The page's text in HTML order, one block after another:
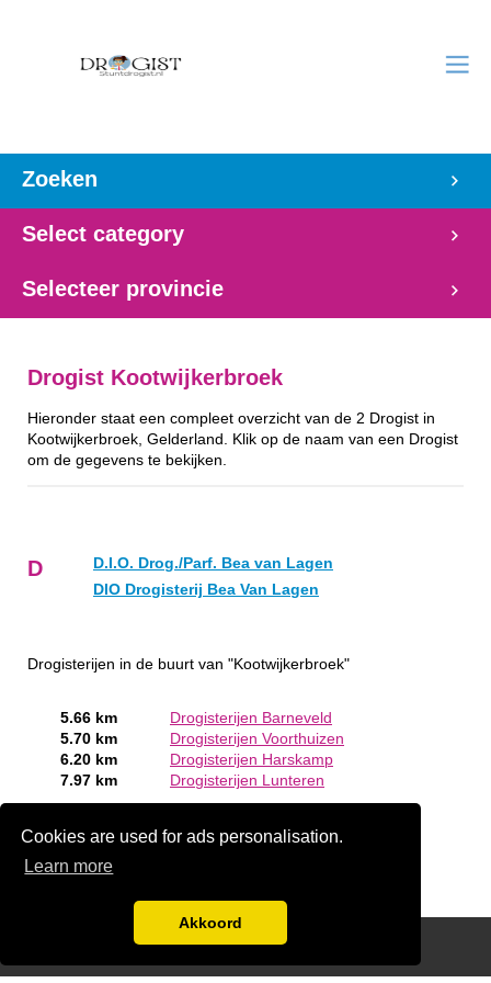
Cookies are used for ads personalisation.
Learn more
Akkoord
Zoeken
Select category
Selecteer provincie
Drogist Kootwijkerbroek
Hieronder staat een compleet overzicht van de 2 Drogist in
Kootwijkerbroek, Gelderland. Klik op de naam van een Drogist
om de gegevens te bekijken.
D
D.I.O. Drog./Parf. Bea van Lagen
DIO Drogisterij Bea Van Lagen
Drogisterijen in de buurt van "Kootwijkerbroek"
5.66 km
Drogisterijen Barneveld
5.70 km
Drogisterijen Voorthuizen
6.20 km
Drogisterijen Harskamp
7.97 km
Drogisterijen Lunteren
bedrijf gratis aan